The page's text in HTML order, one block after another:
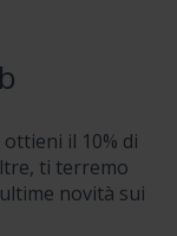
il 10% di
ti terremo
novità sui